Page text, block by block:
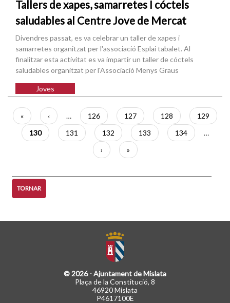
Tallers de xapes, samarretes I cóctels
saludables al Centre Jove de Mercat
Divendres passat, es va celebrar un taller de xapes i
samarretes organitzat per l'associació Esplai tabalet. Al
finalitzar esta activitat es va impartir un taller de cóctels
saludables organitzat per l'Associació Menys Graus
Joves
Paginació
Primera
pàgina
«
Pàgina
anterior
‹ … Pàgina
126 Pàgina
127 Pàgina
128 Pàgina
129
Pàgina
actual
130 Pàgina
131 Pàgina
132 Pàgina
133 Pàgina
134
…
Pàgina
següent
›
Última
pàgina
»
TORNAR
© 2026 - Ajuntament de Mislata
Plaça de la Constitució, 8
46920 Mislata
P4617100E